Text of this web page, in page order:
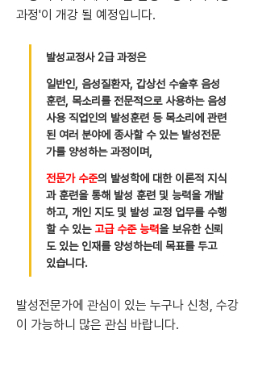
과정'이 개강 될 예정입니다.
발성교정사 2급 과정은
일반인, 음성질환자, 갑상선 수술후 음성
훈련, 목소리를 전문적으로 사용하는 음성
사용 직업인의 발성훈련 등 목소리에 관련
된 여러 분야에 종사할 수 있는 발성전문
가를 양성하는 과정이며,
전문가 수준의 발성학에 대한 이론적 지식
과 훈련을 통해 발성 훈련 및 능력을 개발
하고, 개인 지도 및 발성 교정 업무를 수행
할 수 있는 고급 수준 능력을 보유한 신뢰
도 있는 인재를 양성하는데 목표를 두고
있습니다.
발성전문가에 관심이 있는 누구나 신청, 수강
이 가능하니 많은 관심 바랍니다.